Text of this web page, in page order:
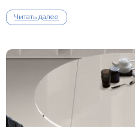
Читать далее